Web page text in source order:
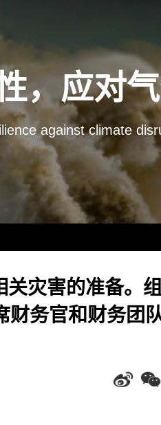
，应对
against climate
关灾害的准备。
财务官和财务团